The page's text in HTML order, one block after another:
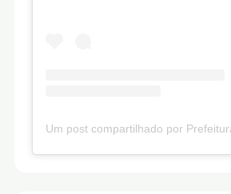
Um post compartilhado por